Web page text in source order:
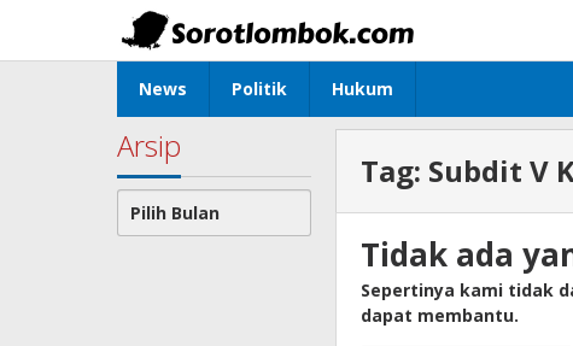
konten
News Politik Hukum
Arsip
Arsip
Tag: Subdit V
Tidak ada
Sepertinya kami tidak
dapat membantu.